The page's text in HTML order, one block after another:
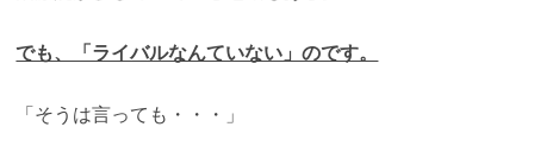
でも、「ライバルなんていない」のです。
「そうは言っても・・・」